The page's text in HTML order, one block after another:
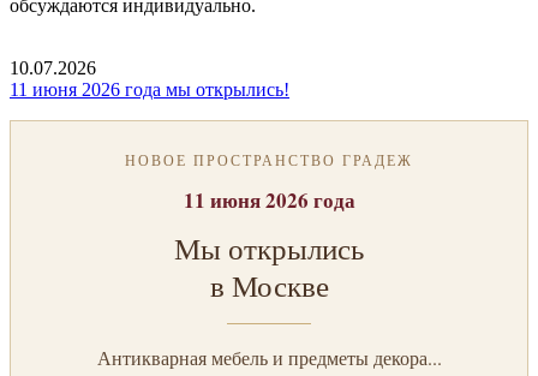
обсуждаются индивидуально.
10.07.2026
11 июня 2026 года мы открылись!
НОВОЕ ПРОСТРАНСТВО ГРАДЕЖ
11 июня 2026 года
Мы открылись
в Москве
Антикварная мебель и предметы декора...